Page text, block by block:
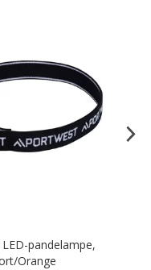
pandelampe,
Orange